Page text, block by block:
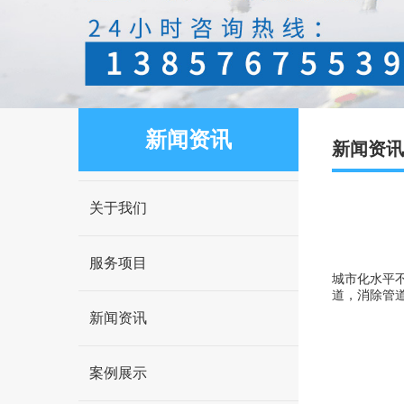
新闻资讯
关于我们
服务项目
新闻资讯
案例展示
新闻资讯
城市化水平
道，消除管